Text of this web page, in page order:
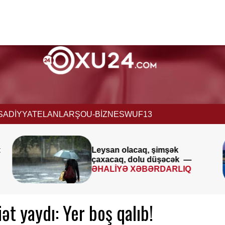
ELANLARŞOU-BİZNESWUF13
Avqustun 8-9-u ilə bağlı
XƏBƏRDARLIQ
yaydı: Yer boş qalıb!